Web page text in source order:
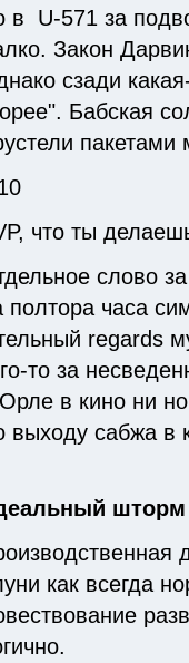
в U-571 за
Закон
сзади
Бабская
пакетами
что ты
слово
полтора часа
regards
то за
в кино ни
выходу сабжа в
шторм
как всегда